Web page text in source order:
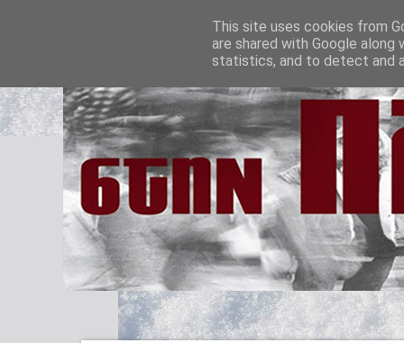
This site uses cookies from
are shared with Google
statistics, and to detect and